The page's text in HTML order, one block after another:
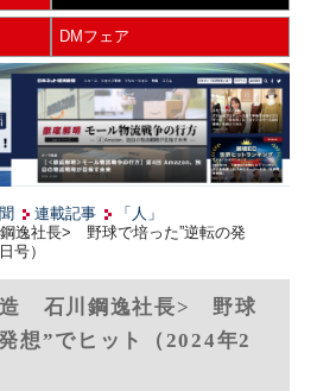
DMフェア
連載記事
「人」
逸社長> 野球で培った”逆転の発
号）
造 石川鋼逸社長> 野球
想”でヒット（2024年2